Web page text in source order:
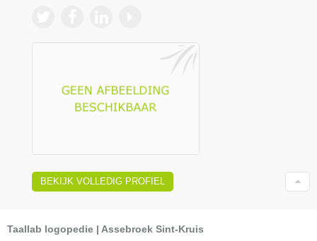
BEKIJK VOLLEDIG PROFIEL
Taallab logopedie | Assebroek Sint-Kruis